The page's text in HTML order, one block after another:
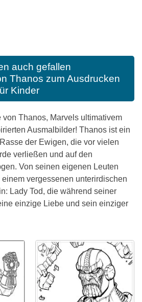
auch gefallen
Thanos zum Ausdrucken
Kinder
von Thanos, Marvels ultimativem
Ausmalbilder! Thanos ist ein
der Ewigen, die vor vielen
verließen und auf den
Von seinen eigenen Leuten
vergessenen unterirdischen
Lady Tod, die während seiner
einzige Liebe und sein einziger